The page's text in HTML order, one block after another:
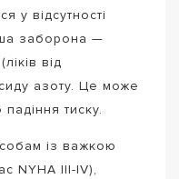
у відсутності
заборона —
від
азоту. Це може
тиску.
із важкою
NYHA III-IV),